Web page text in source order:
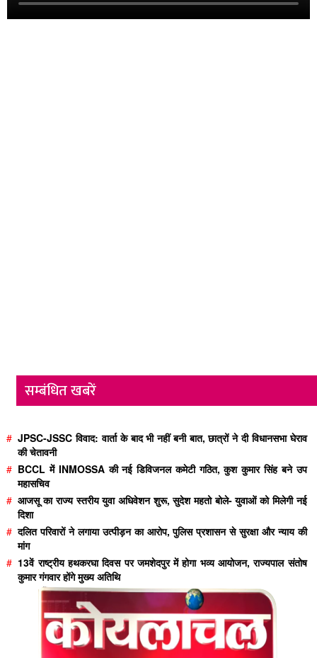
सम्बंधित खबरें
# JPSC-JSSC विवाद: वार्ता के बाद भी नहीं बनी बात, छात्रों ने दी विधानसभा घेराव
की चेतावनी
# BCCL में INMOSSA की नई डिविजनल कमेटी गठित, कुश कुमार सिंह बने उप
महासचिव
# आजसू का राज्य स्तरीय युवा अधिवेशन शुरू, सुदेश महतो बोले- युवाओं को मिलेगी नई
दिशा
# दलित परिवारों ने लगाया उत्पीड़न का आरोप, पुलिस प्रशासन से सुरक्षा और न्याय की
मांग
# 13वें राष्ट्रीय हथकरघा दिवस पर जमशेदपुर में होगा भव्य आयोजन, राज्यपाल संतोष
कुमार गंगवार होंगे मुख्य अतिथि